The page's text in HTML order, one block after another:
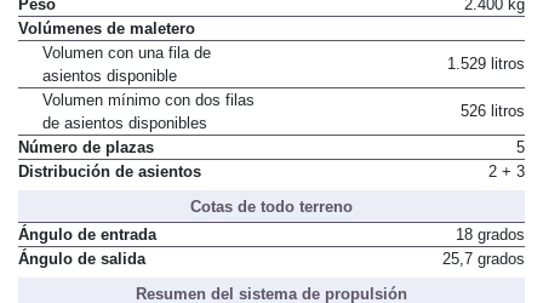
Peso
Volúmenes de maletero
Volumen con una fila de
asientos disponible
Volumen mínimo con dos filas
de asientos disponibles
Número de plazas
5
Cotas de todo terreno
Ángulo de entrada
18 grados